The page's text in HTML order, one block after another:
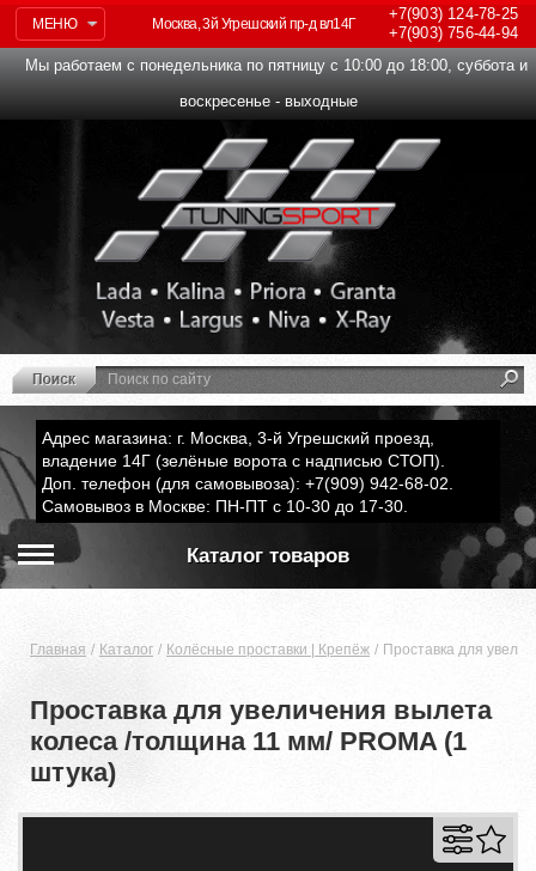
МЕНЮ
+7(903)124-78-25
+7(903)756-44-94
Москва, 3й Угрешский пр-д вл14Г
Мы работаем с понедельника по пятницу с 10:00 до 18:00, суббота и
воскресенье - выходные
Адрес магазина: г. Москва, 3-й Угрешский проезд,
владение 14Г (зелёные ворота с надписью СТОП).
Доп. телефон (для самовывоза): +7(909) 942-68-02.
Самовывоз в Москве: ПН-ПТ с 10-30 до 17-30.
Каталог товаров
Главная Каталог Колёсные проставки | Крепёж Проставка для
Проставка для увеличения вылета
колеса /толщина 11 мм/ PROMA (1
штука)